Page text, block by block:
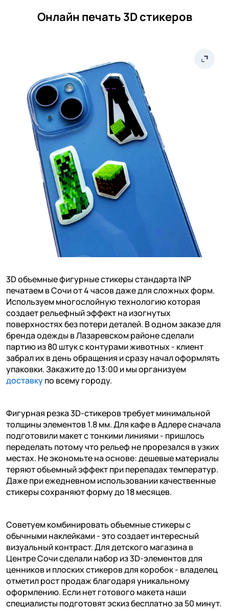
Онлайн печать 3D стикеров
3D объемные фигурные стикеры стандарта INP
печатаем в Сочи от 4 часов даже для сложных форм.
Используем многослойную технологию которая
создает рельефный эффект на изогнутых
поверхностях без потери деталей. В одном заказе для
бренда одежды в Лазаревском районе сделали
партию из 80 штук с контурами животных - клиент
забрал их в день обращения и сразу начал оформлять
упаковки. Закажите до 13:00 и мы организуем
доставкупо всему городу.
Фигурная резка 3D-стикеров требует минимальной
толщины элементов 1.8 мм. Для кафе в Адлере сначала
подготовили макет с тонкими линиями - пришлось
переделать потому что рельеф не прорезался в узких
местах. Не экономьте на основе: дешевые материалы
теряют объемный эффект при перепадах температур.
Даже при ежедневном использовании качественные
стикеры сохраняют форму до 18 месяцев.
Советуем комбинировать объемные стикеры с
обычными наклейками - это создает интересный
визуальный контраст. Для детского магазина в
Центре Сочи сделали набор из 3D-элементов для
ценников и плоских стикеров для коробок - владелец
отметил рост продаж благодаря уникальному
оформлению. Если нет готового макета наши
специалисты подготовят эскиз бесплатно за 50 минут.